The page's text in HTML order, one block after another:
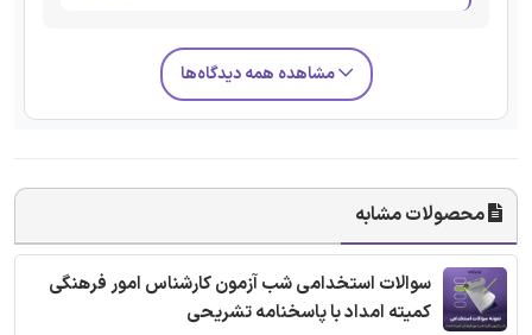
مشاهده همه دیدگاه‌ها
محصولات مشابه
سوالات استخدامی شب آزمون کارشناس امور فرهنگی
کمیته امداد با پاسخنامه تشریحی